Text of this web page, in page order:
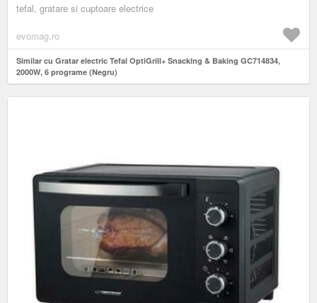
tefal, gratare si cuptoare electrice
evomag.ro
Similar cu Gratar electric Tefal OptiGrill+ Snacking & Baking GC714834,
2000W, 6 programe (Negru)